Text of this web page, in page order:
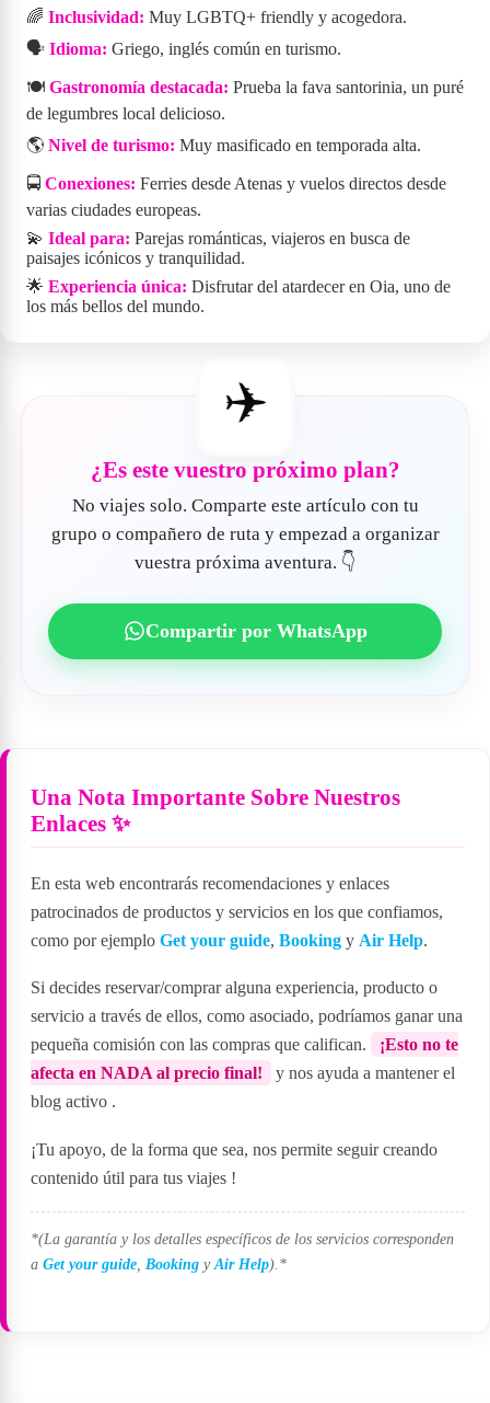
🌈 Inclusividad: Muy LGBTQ+ friendly y acogedora.
🗣️ Idioma: Griego, inglés común en turismo.
🍽️ Gastronomía destacada: Prueba la fava santorinia, un puré
de legumbres local delicioso.
🌎 Nivel de turismo: Muy masificado en temporada alta.
🚍 Conexiones: Ferries desde Atenas y vuelos directos desde
varias ciudades europeas.
💫 Ideal para: Parejas románticas, viajeros en busca de
paisajes icónicos y tranquilidad.
🌟 Experiencia única: Disfrutar del atardecer en Oia, uno de
los más bellos del mundo.
✈️
¿Es este vuestro próximo plan?
No viajes solo. Comparte este artículo con tu
grupo o compañero de ruta y empezad a organizar
vuestra próxima aventura. 👇
Compartir por WhatsApp
Una Nota Importante Sobre Nuestros
Enlaces ✨
En esta web encontrarás recomendaciones y enlaces
patrocinados de productos y servicios en los que confiamos,
como por ejemploGet your guide,Booking y Air Help.
Si decides reservar/comprar alguna experiencia, producto o
servicio a través de ellos, como asociado, podríamos ganar una
pequeña comisión con las compras que califican.
¡Esto no te
afecta en NADA al precio final!
y nos ayuda a mantener el
blog activo .
¡Tu apoyo, de la forma que sea, nos permite seguir creando
contenido útil para tus viajes !
*(La garantía y los detalles específicos de los servicios corresponden
aGet your guide,Booking yAir Help).*